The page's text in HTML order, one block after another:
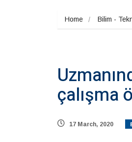
Home Bilim -
çalışma
17 March, 2020